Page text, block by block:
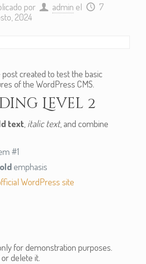
por admin el
7
2024
created to test the basic
of the WordPress CMS.
Level 2
text, italic text, and combine
#1
emphasis
WordPress site
for demonstration purposes.
delete it.